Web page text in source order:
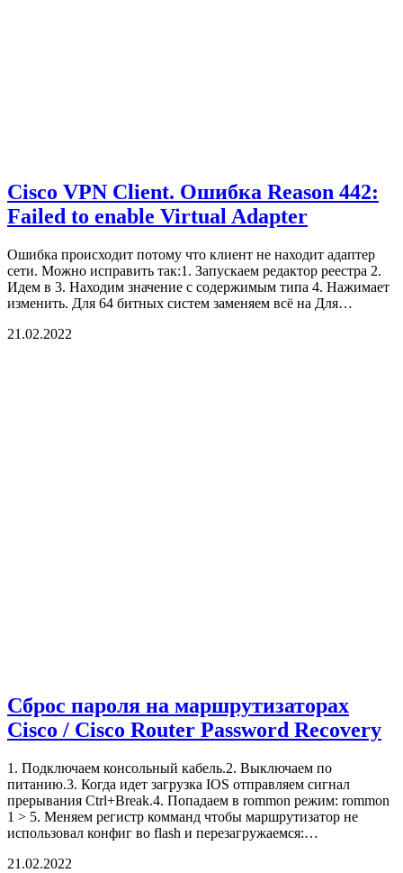
Cisco VPN Client. Ошибка Reason 442:
Failed to enable Virtual Adapter
Ошибка происходит потому что клиент не находит адаптер
сети. Можно исправить так:1. Запускаем редактор реестра 2.
Идем в 3. Находим значение с содержимым типа 4. Нажимает
изменить. Для 64 битных систем заменяем всё на Для…
21.02.2022
Сброс пароля на маршрутизаторах
Cisco / Cisco Router Password Recovery
1. Подключаем консольный кабель.2. Выключаем по
питанию.3. Когда идет загрузка IOS отправляем сигнал
прерывания Ctrl+Break.4. Попадаем в rommon режим: rommon
1 > 5. Меняем регистр комманд чтобы маршрутизатор не
использовал конфиг во flash и перезагружаемся:…
21.02.2022